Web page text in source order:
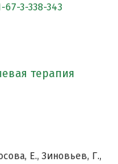
терапия
Е., Зиновьев, Г.,
67-3-338-343